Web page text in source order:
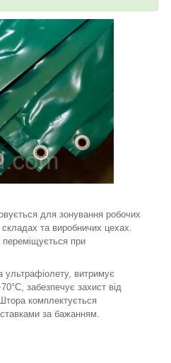
для зонування робочих
та виробничих цехах.
переміщується при
ультрафіолету, витримує
забезпечує захист від
комплектується
за бажанням.